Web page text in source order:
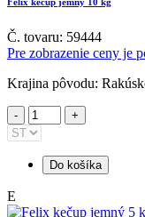
Felix kečup jemný 10 kg
Č. tovaru: 59444
Pre zobrazenie ceny je
Krajina pôvodu:
Do košíka
E